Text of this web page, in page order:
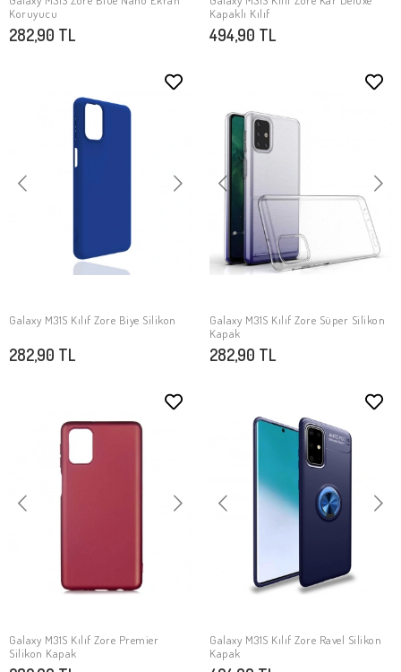
SEPETE EKLE
Koruyucu
282,90 TL
SEPETE EKLE
Kapaklı Kılıf
494,90 TL
SEPETE EKLE
Galaxy M31S Kılıf Zore Biye Silikon
282,90 TL
SEPETE EKLE
Galaxy M31S Kılıf Zore Süper Silikon
Kapak
282,90 TL
SEPETE EKLE
Galaxy M31S Kılıf Zore Premier
Silikon Kapak
SEPETE EKLE
Galaxy M31S Kılıf Zore Ravel Silikon
Kapak